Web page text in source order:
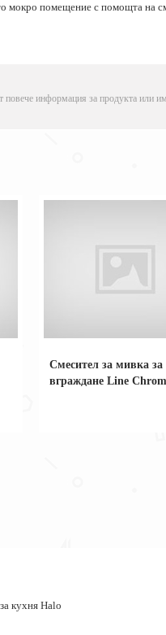
мокро помещение с помощта на
повече информация за продукта или
Смесител за мивка за
вграждане Line
кухня Halo